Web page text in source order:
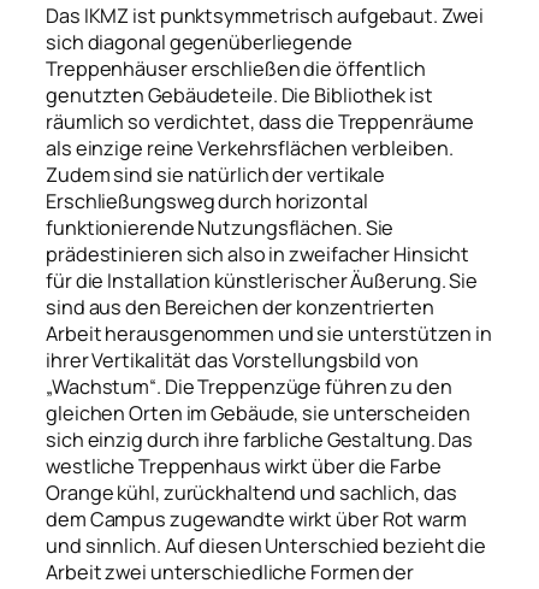
Das IKMZ ist punktsymmetrisch aufgebaut. Zwei
sich diagonal gegenüberliegende
Treppenhäuser erschließen die öffentlich
genutzten Gebäudeteile. Die Bibliothek ist
räumlich so verdichtet, dass die Treppenräume
als einzige reine Verkehrsflächen verbleiben.
Zudem sind sie natürlich der vertikale
Erschließungsweg durch horizontal
funktionierende Nutzungsflächen. Sie
prädestinieren sich also in zweifacher Hinsicht
für die Installation künstlerischer Äußerung. Sie
sind aus den Bereichen der konzentrierten
Arbeit herausgenommen und sie unterstützen in
ihrer Vertikalität das Vorstellungsbild von
„Wachstum“. Die Treppenzüge führen zu den
gleichen Orten im Gebäude, sie unterscheiden
sich einzig durch ihre farbliche Gestaltung. Das
westliche Treppenhaus wirkt über die Farbe
Orange kühl, zurückhaltend und sachlich, das
dem Campus zugewandte wirkt über Rot warm
und sinnlich. Auf diesen Unterschied bezieht die
Arbeit zwei unterschiedliche Formen der